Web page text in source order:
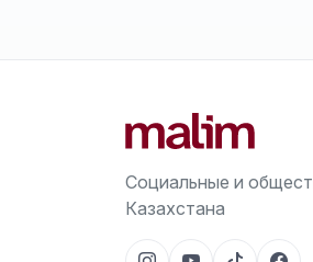
Социальные и
Казахстана